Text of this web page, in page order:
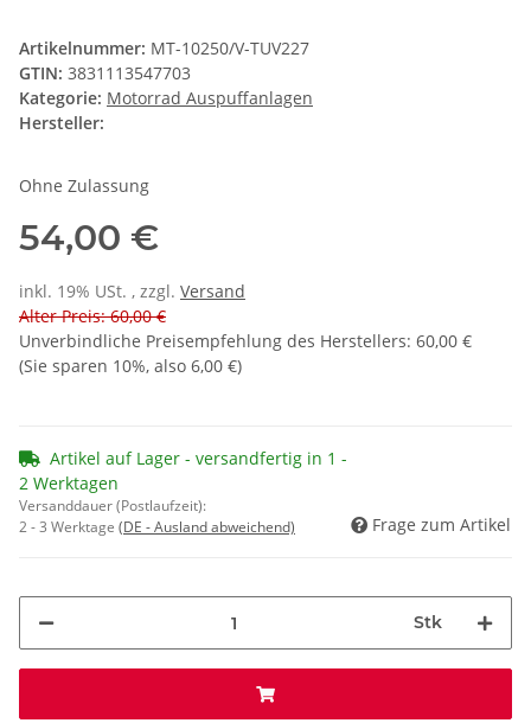
Artikelnummer: MT-10250/V-TUV227
GTIN: 3831113547703
Kategorie: Motorrad Auspuffanlagen
Hersteller:
Ohne Zulassung
54,00 €
inkl. 19% USt. , zzgl. Versand
Alter Preis: 60,00 €
Unverbindliche Preisempfehlung des Herstellers: 60,00 €
(Sie sparen 10%, also 6,00 €)
Artikel auf Lager - versandfertig in 1 -
2 Werktagen
Versanddauer (Postlaufzeit):
2 - 3 Werktage (DE - Ausland abweichend) Frage zum Artikel
Stk